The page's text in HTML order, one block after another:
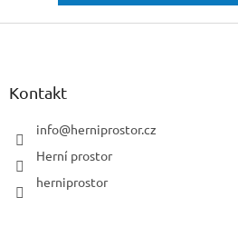
Z
Kontakt
info@herniprostor.cz
Herní prostor
herniprostor